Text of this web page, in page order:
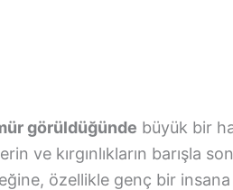
görüldüğünde büyük bir
ve kırgınlıkların barışla
özellikle genç bir insana